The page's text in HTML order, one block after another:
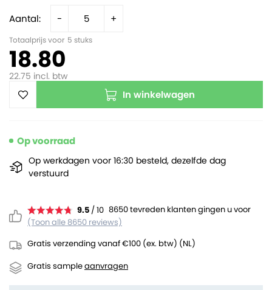
Aantal: - +
Totaalprijs voor 5 stuks
18.80
22.75 incl. btw
In winkelwagen
9.5 / 10 8650 tevreden klanten gingen u voor
(Toon alle 8650 reviews)
Gratis verzending vanaf €100 (ex. btw) (NL)
Gratis sampleaanvragen
Op voorraad
Op werkdagen voor 16:30 besteld, dezelfde dag
verstuurd